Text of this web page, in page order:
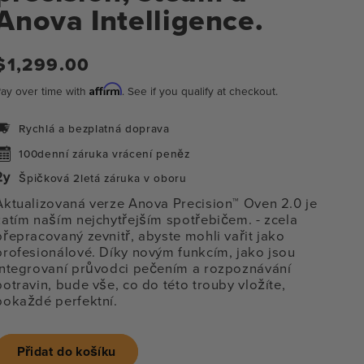
Intelligence.
over time withAffirm. See if you qualify at checkout.
Rychlá a bezplatná doprava
100denní záruka vrácení peněz
Špičková 2letá záruka v oboru
verze Anova Precision™ Oven 2.0 je
naším nejchytřejším spotřebičem. - zcela
zevnitř, abyste mohli vařit jako
Díky novým funkcím, jako jsou
průvodci pečením a rozpoznávání
bude vše, co do této trouby vložíte,
perfektní.
Přidat do košíku